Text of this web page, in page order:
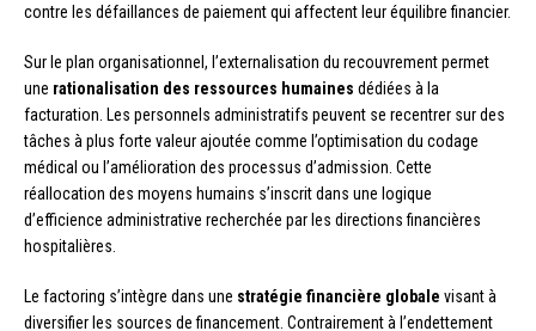
contre les défaillances de paiement qui affectent leur équilibre financier.
Sur le plan organisationnel, l’externalisation du recouvrement permet
une rationalisation des ressources humaines dédiées à la
facturation. Les personnels administratifs peuvent se recentrer sur des
tâches à plus forte valeur ajoutée comme l’optimisation du codage
médical ou l’amélioration des processus d’admission. Cette
réallocation des moyens humains s’inscrit dans une logique
d’efficience administrative recherchée par les directions financières
hospitalières.
Le factoring s’intègre dans une stratégie financière globale visant à
diversifier les sources de financement. Contrairement à l’endettement